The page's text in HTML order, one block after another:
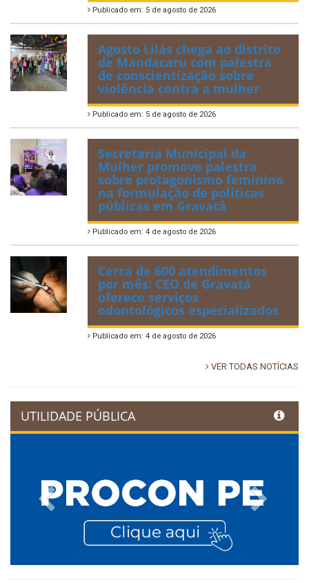
Publicado em: 5 de agosto de 2026
Agosto Lilás chega ao distrito
de Mandacaru com palestra
de conscientização sobre
violência contra a mulher
Publicado em: 5 de agosto de 2026
Secretaria Municipal da
Mulher promove palestra
sobre protagonismo feminino
na formulação de políticas
públicas em Gravatá
Publicado em: 4 de agosto de 2026
Cerca de 600 atendimentos
por mês: CEO de Gravatá
oferece serviços
odontológicos especializados
Publicado em: 4 de agosto de 2026
VER TODAS NOTÍCIAS
UTILIDADE PÚBLICA
Previous